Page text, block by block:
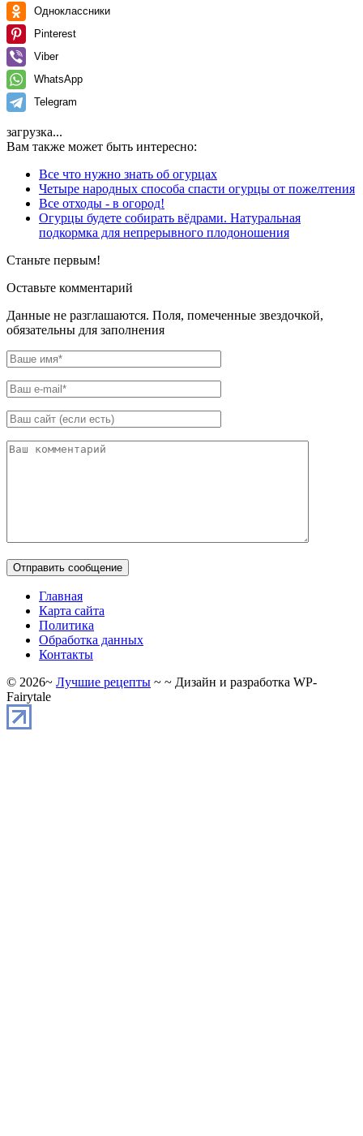
Одноклассники
Pinterest
Viber
WhatsApp
Telegram
загрузка...
Вам также может быть интересно:
Все что нужно знать об огурцах
Четыре народных способа спасти огурцы от пожелтения
Все отходы - в огород!
Огурцы будете собирать вёдрами. Натуральная
подкормка для непрерывного плодоношения
Станьте первым!
Оставьте комментарий
Данные не разглашаются. Поля, помеченные звездочкой,
обязательны для заполнения
Главная
Карта сайта
Политика
Обработка данных
Контакты
© 2026~ Лучшие рецепты ~ ~ Дизайн и разработка WP-
Fairytale